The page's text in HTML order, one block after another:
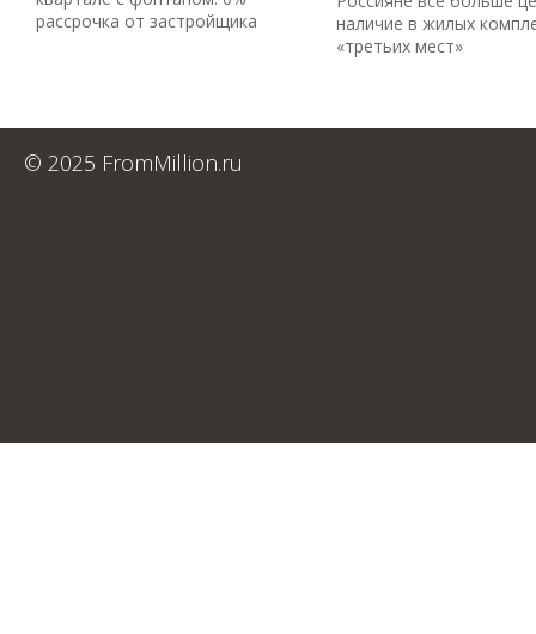
рассрочка от застройщика
наличие в жилых
«третьих мест»
© 2025 FromMillion.ru